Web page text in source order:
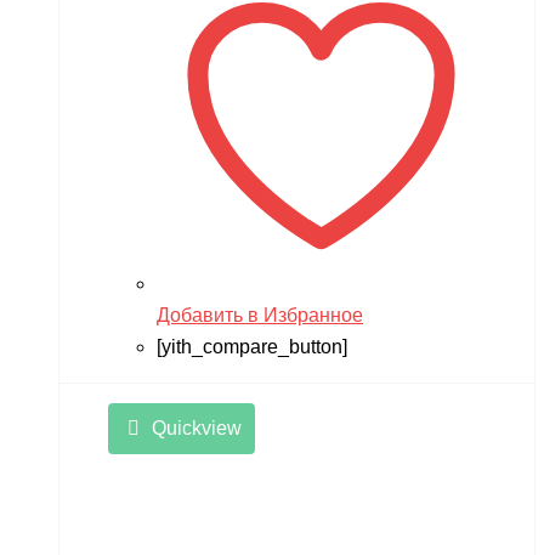
Добавить в Избранное
[yith_compare_button]
Quickview